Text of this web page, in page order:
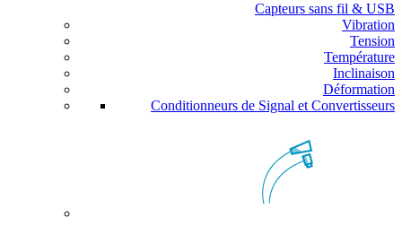
Capteurs sans fil & USB
Vibration
Tension
Température
Inclinaison
Déformation
Conditionneurs de Signal et Convertisseurs